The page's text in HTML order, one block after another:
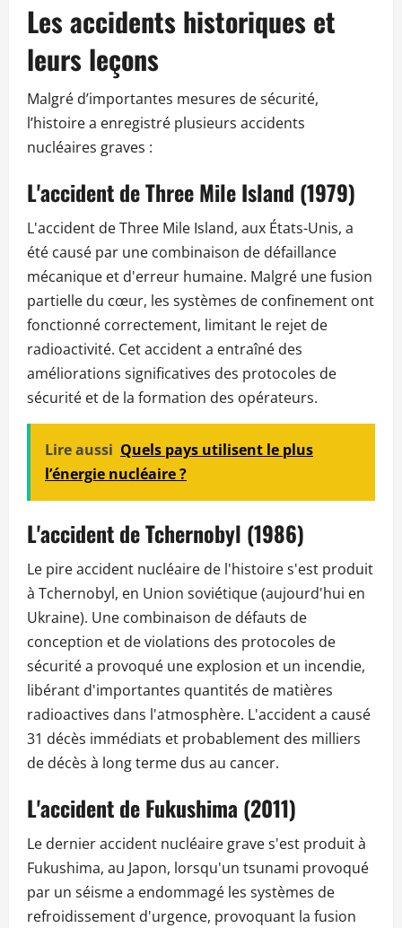
Les accidents historiques et
leurs leçons
Malgré d’importantes mesures de sécurité,
l’histoire a enregistré plusieurs accidents
nucléaires graves :
L'accident de Three Mile Island (1979)
L'accident de Three Mile Island, aux États-Unis, a
été causé par une combinaison de défaillance
mécanique et d'erreur humaine. Malgré une fusion
partielle du cœur, les systèmes de confinement ont
fonctionné correctement, limitant le rejet de
radioactivité. Cet accident a entraîné des
améliorations significatives des protocoles de
sécurité et de la formation des opérateurs.
Lire aussi Quels pays utilisent le plus
l’énergie nucléaire ?
L'accident de Tchernobyl (1986)
Le pire accident nucléaire de l'histoire s'est produit
à Tchernobyl, en Union soviétique (aujourd'hui en
Ukraine). Une combinaison de défauts de
conception et de violations des protocoles de
sécurité a provoqué une explosion et un incendie,
libérant d'importantes quantités de matières
radioactives dans l'atmosphère. L'accident a causé
31 décès immédiats et probablement des milliers
de décès à long terme dus au cancer.
L'accident de Fukushima (2011)
Le dernier accident nucléaire grave s'est produit à
Fukushima, au Japon, lorsqu'un tsunami provoqué
par un séisme a endommagé les systèmes de
refroidissement d'urgence, provoquant la fusion